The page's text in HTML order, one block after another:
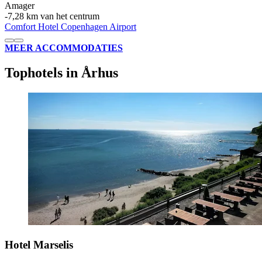
Amager
‐7,28 km van het centrum
Comfort Hotel Copenhagen Airport
MEER ACCOMMODATIES
Tophotels in Århus
Hotel Marselis